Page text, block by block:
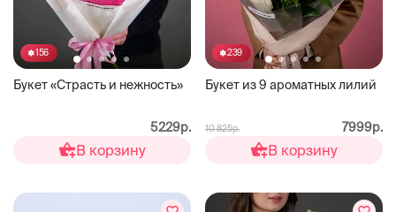
156
Букет «Страсть и нежность»
5229р.
В корзину
239
Букет из 9 ароматных лилий
10 825р. 7999р.
В корзину